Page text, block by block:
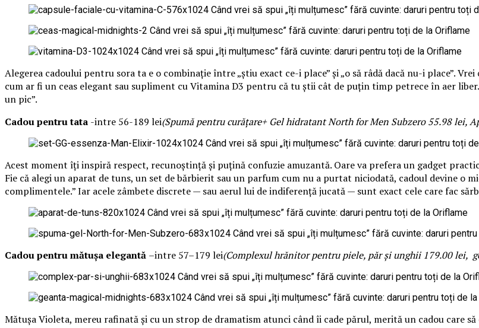
Alegerea cadoului pentru sora ta e o combinație între „știu exact ce-i place” și „o să râdă dacă nu-i place”.
cum ar fi un ceas elegant sau supliment cu Vitamina D3 pentru că tu știi cât de puțin timp petrece în aer
un pic”.
Cadou pentru tata -intre 56-189 lei(Spumă pentru curățare+ Gel hidratant North for Men Subzero 55.98 lei,
Acest moment îți inspiră respect, recunoștință și puțină confuzie amuzantă. Oare va prefera un gadget
Fie că alegi un aparat de tuns, un set de bărbierit sau un parfum cum nu a purtat niciodată, cadoul devine o
complimentele.” Iar acele zâmbete discrete — sau aerul lui de indiferență jucată — sunt exact cele care fac
Cadou pentru mătușa elegantă –intre 57–179 lei(Complexul hrănitor pentru piele, păr și unghii 179.00 lei,
Mătușa Violeta, mereu rafinată și cu un strop de dramatism atunci când îi cade părul, merită un cadou care